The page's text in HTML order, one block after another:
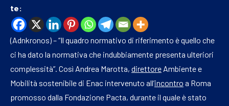
te:
(Adnkronos) – “Il quadro normativo di riferimento è quello che
ci ha dato la normativa che indubbiamente presenta ulteriori
complessità”. Così Andrea Marotta, direttore Ambiente e
Mobilità sostenibile di Enac intervenuto all’incontro a Roma
promosso dalla Fondazione Pacta, durante il quale è stato